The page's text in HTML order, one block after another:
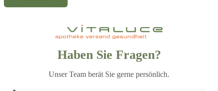
Haben Sie Fragen?
Unser Team berät Sie gerne persönlich.